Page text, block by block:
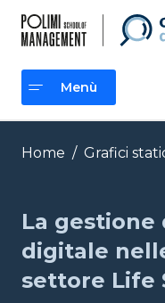
contenuto
Menù
Menù
Home / Grafici
La gestione
digitale
settore Life